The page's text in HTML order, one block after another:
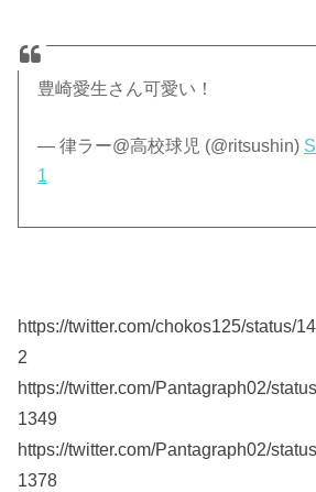
豊崎愛生さん可愛い！
— 律ラー@高校球児 (@ritsushin)
1
https://twitter.com/chokos125/status/
2
https://twitter.com/Pantagraph02/
1349
https://twitter.com/Pantagraph02/
1378